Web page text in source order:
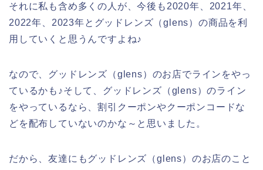
それに私も含め多くの人が、今後も2020年、2021年、
2022年、2023年とグッドレンズ（glens）の商品を利
用していくと思うんですよね♪
なので、グッドレンズ（glens）のお店でラインをやっ
ているかも♪そして、グッドレンズ（glens）のライン
をやっているなら、割引クーポンやクーポンコードな
どを配布していないのかな～と思いました。
だから、友達にもグッドレンズ（glens）のお店のこと